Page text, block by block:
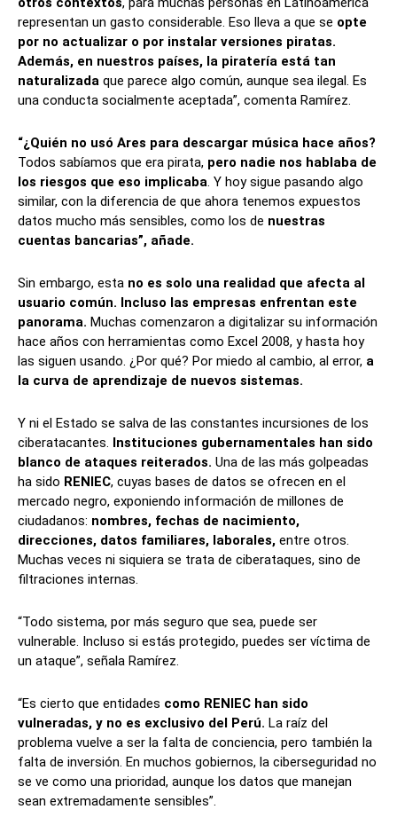
representan un gasto considerable. Eso lleva a que se opte
por no actualizar o por instalar versiones piratas.
Además, en nuestros países, la piratería está tan
naturalizada que parece algo común, aunque sea ilegal. Es
una conducta socialmente aceptada”, comenta Ramírez.
“¿Quién no usó Ares para descargar música hace años?
Todos sabíamos que era pirata, pero nadie nos hablaba de
los riesgos que eso implicaba. Y hoy sigue pasando algo
similar, con la diferencia de que ahora tenemos expuestos
datos mucho más sensibles, como los de nuestras
cuentas bancarias”, añade.
Sin embargo, esta no es solo una realidad que afecta al
usuario común. Incluso las empresas enfrentan este
panorama. Muchas comenzaron a digitalizar su información
hace años con herramientas como Excel 2008, y hasta hoy
las siguen usando. ¿Por qué? Por miedo al cambio, al error, a
la curva de aprendizaje de nuevos sistemas.
Y ni el Estado se salva de las constantes incursiones de los
ciberatacantes. Instituciones gubernamentales han sido
blanco de ataques reiterados. Una de las más golpeadas
ha sido RENIEC, cuyas bases de datos se ofrecen en el
mercado negro, exponiendo información de millones de
ciudadanos: nombres, fechas de nacimiento,
direcciones, datos familiares, laborales, entre otros.
Muchas veces ni siquiera se trata de ciberataques, sino de
filtraciones internas.
“Todo sistema, por más seguro que sea, puede ser
vulnerable. Incluso si estás protegido, puedes ser víctima de
un ataque”, señala Ramírez.
“Es cierto que entidades como RENIEC han sido
vulneradas, y no es exclusivo del Perú. La raíz del
problema vuelve a ser la falta de conciencia, pero también la
falta de inversión. En muchos gobiernos, la ciberseguridad no
se ve como una prioridad, aunque los datos que manejan
sean extremadamente sensibles”.